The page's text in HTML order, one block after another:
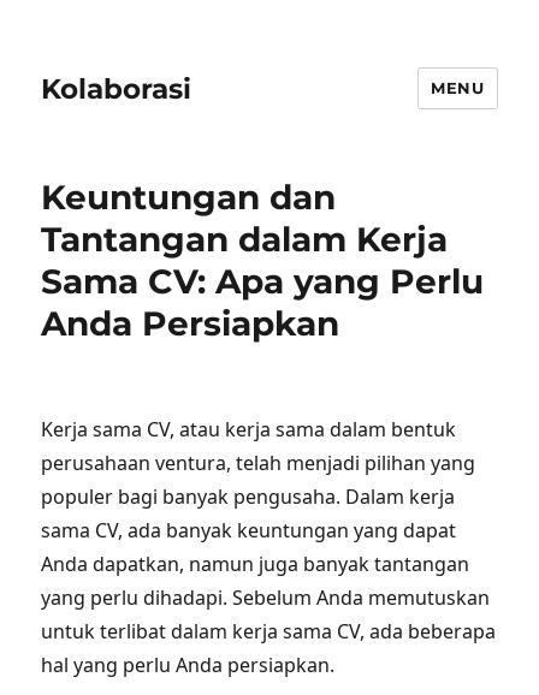
Kolaborasi MENU
Keuntungan dan
Tantangan dalam Kerja
Sama CV: Apa yang Perlu
Anda Persiapkan
Kerja sama CV, atau kerja sama dalam bentuk
perusahaan ventura, telah menjadi pilihan yang
populer bagi banyak pengusaha. Dalam kerja
sama CV, ada banyak keuntungan yang dapat
Anda dapatkan, namun juga banyak tantangan
yang perlu dihadapi. Sebelum Anda memutuskan
untuk terlibat dalam kerja sama CV, ada beberapa
hal yang perlu Anda persiapkan.